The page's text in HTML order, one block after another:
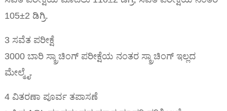
105±2 ಡಿಗ್ರಿ.
3 ಸವೆತ ಪರೀಕ್ಷೆ
3000 ಬಾರಿ ಸ್ಕ್ರಾಚಿಂಗ್ ಪರೀಕ್ಷೆಯ ನಂತರ ಸ್ಕ್ರಾಚಿಂಗ್ ಇಲ್ಲದ
ಮೇಲ್ಮೈ.
4 ವಿತರಣಾ ಪೂರ್ವ ತಪಾಸಣೆ